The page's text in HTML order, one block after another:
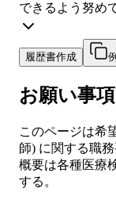
できるよう努め
履歴書作成
お願い事項
このページは希
師) に関する職
概要は各種医療
する。